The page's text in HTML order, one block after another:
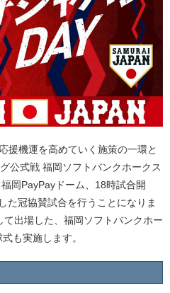
援機運を高めていく施策の一環と
公式戦 福岡ソフトバンクホークス
岡PayPayドーム、18時試合開
た冠協賛試合を行うことになりま
出場した、福岡ソフトバンクホー
も実施します。